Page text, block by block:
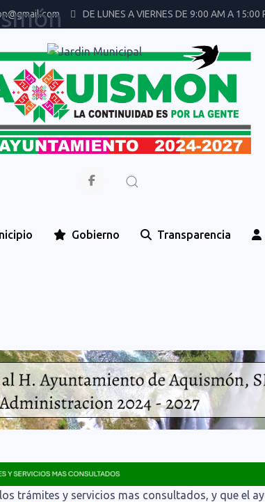
DE LUNES A VIERNES DE 9:00 AM A
Gobierno Transparencia
trámites y servicios mas consultados, y que el